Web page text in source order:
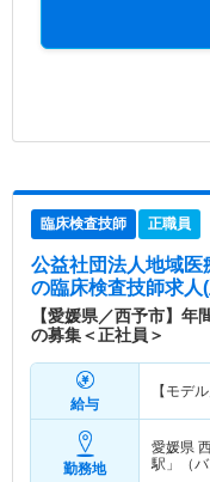
臨床検査技師 正職員
公益社団法人地域医
の臨床検査技師求人
【愛媛県／西予市】
の募集＜正社員＞
給与
【モデ
勤務地
愛媛県
駅」（バ